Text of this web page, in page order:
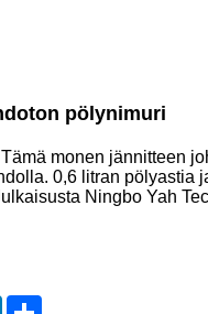
pölynimuri
monen jännitteen
0,6 litran pölyastia
Ningbo Yah
LinkedIn